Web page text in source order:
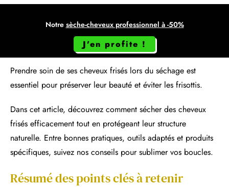
Notre sèche-cheveux professionnel à -50%
J'en profite !
Prendre soin de ses cheveux frisés lors du séchage est
essentiel pour préserver leur beauté et éviter les frisottis.
Dans cet article, découvrez comment sécher des cheveux
frisés efficacement tout en protégeant leur structure
naturelle. Entre bonnes pratiques, outils adaptés et produits
spécifiques, suivez nos conseils pour sublimer vos boucles.
Résumé des points clés à retenir